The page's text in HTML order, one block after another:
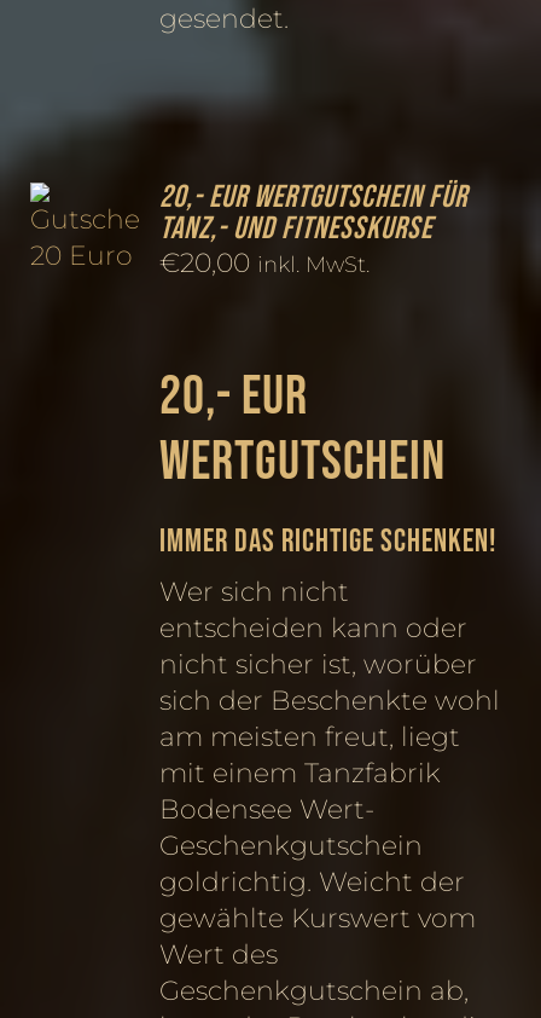
gesendet.
20,- EUR Wertgutschein für
Tanz,- und Fitnesskurse
€20,00 inkl. MwSt.
20,- EUR
Wertgutschein
Immer das Richtige schenken!
Wer sich nicht
entscheiden kann oder
nicht sicher ist, worüber
sich der Beschenkte wohl
am meisten freut, liegt
mit einem Tanzfabrik
Bodensee Wert-
Geschenkgutschein
goldrichtig. Weicht der
gewählte Kurswert vom
Wert des
Geschenkgutschein ab,